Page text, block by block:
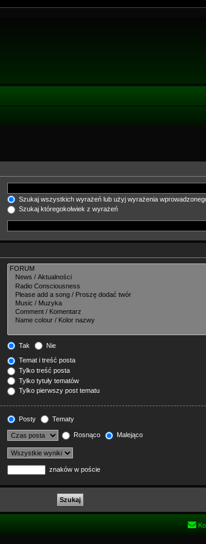
Szukaj wszystkich wyrażeń lub użyj wyrażenia
Szukaj któregokolwiek z wyrażeń
Tak Nie
Temat i treść posta
Tylko treść posta
Tylko tytuły tematów
Tylko pierwszy post tematu
Posty Tematy
Rosnąco Malejąco
znaków w poście